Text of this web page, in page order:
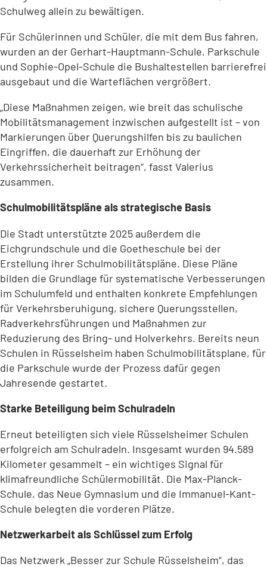
Schulweg allein zu bewältigen.
Für Schülerinnen und Schüler, die mit dem Bus fahren,
wurden an der Gerhart-Hauptmann-Schule, Parkschule
und Sophie-Opel-Schule die Bushaltestellen barrierefrei
ausgebaut und die Warteflächen vergrößert.
„Diese Maßnahmen zeigen, wie breit das schulische
Mobilitätsmanagement inzwischen aufgestellt ist – von
Markierungen über Querungshilfen bis zu baulichen
Eingriffen, die dauerhaft zur Erhöhung der
Verkehrssicherheit beitragen“, fasst Valerius
zusammen.
Schulmobilitätspläne als strategische Basis
Die Stadt unterstützte 2025 außerdem die
Eichgrundschule und die Goetheschule bei der
Erstellung ihrer Schulmobilitätspläne. Diese Pläne
bilden die Grundlage für systematische Verbesserungen
im Schulumfeld und enthalten konkrete Empfehlungen
für Verkehrsberuhigung, sichere Querungsstellen,
Radverkehrsführungen und Maßnahmen zur
Reduzierung des Bring- und Holverkehrs. Bereits neun
Schulen in Rüsselsheim haben Schulmobilitätsplane, für
die Parkschule wurde der Prozess dafür gegen
Jahresende gestartet.
Starke Beteiligung beim Schulradeln
Erneut beteiligten sich viele Rüsselsheimer Schulen
erfolgreich am Schulradeln. Insgesamt wurden 94.589
Kilometer gesammelt – ein wichtiges Signal für
klimafreundliche Schülermobilität. Die Max-Planck-
Schule, das Neue Gymnasium und die Immanuel-Kant-
Schule belegten die vorderen Plätze.
Netzwerkarbeit als Schlüssel zum Erfolg
Das Netzwerk „Besser zur Schule Rüsselsheim“, das